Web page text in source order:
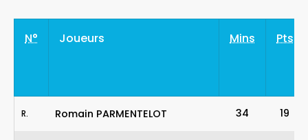
N° Joueurs Mins Pts
Romain PARMENTELOT
R. 34 19